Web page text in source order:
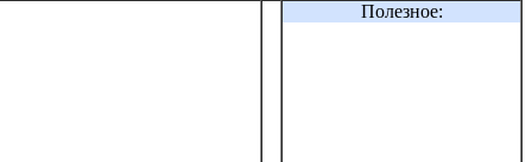
Полезное: